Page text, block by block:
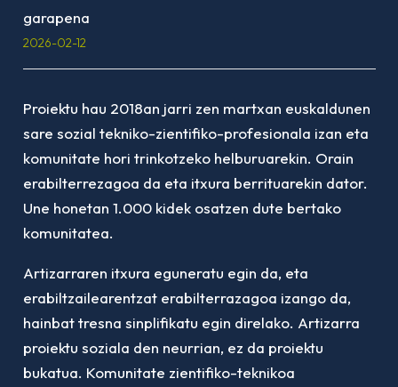
garapena
2026-02-12
Proiektu hau 2018an jarri zen martxan euskaldunen
sare sozial tekniko-zientifiko-profesionala izan eta
komunitate hori trinkotzeko helburuarekin. Orain
erabilterrezagoa da eta itxura berrituarekin dator.
Une honetan 1.000 kidek osatzen dute bertako
komunitatea.
Artizarraren itxura eguneratu egin da, eta
erabiltzailearentzat erabilterrazagoa izango da,
hainbat tresna sinplifikatu egin direlako. Artizarra
proiektu soziala den neurrian, ez da proiektu
bukatua. Komunitate zientifiko-teknikoa